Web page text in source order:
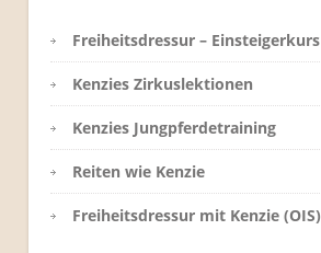
Freiheitsdressur – Einsteigerkurs
Kenzies Zirkuslektionen
Kenzies Jungpferdetraining
Reiten wie Kenzie
Freiheitsdressur mit Kenzie (OIS)